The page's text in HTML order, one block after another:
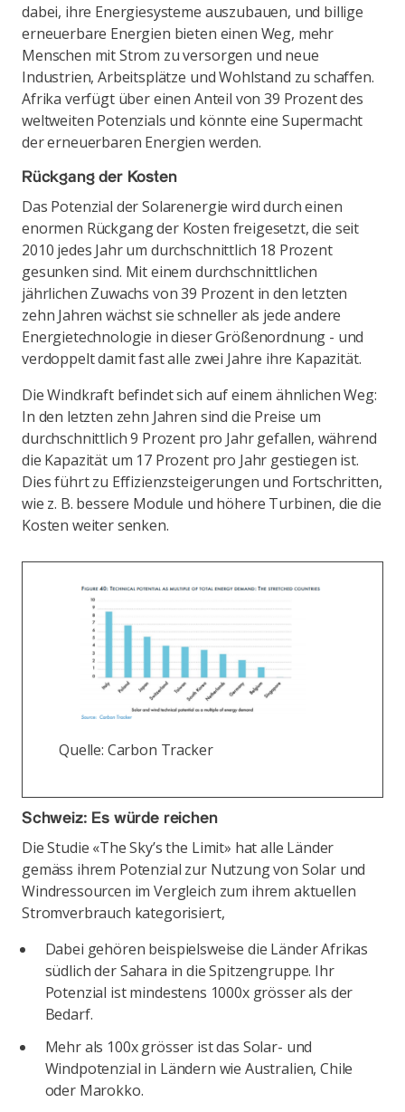
dabei, ihre Energiesysteme auszubauen, und billige
erneuerbare Energien bieten einen Weg, mehr
Menschen mit Strom zu versorgen und neue
Industrien, Arbeitsplätze und Wohlstand zu schaffen.
Afrika verfügt über einen Anteil von 39 Prozent des
weltweiten Potenzials und könnte eine Supermacht
der erneuerbaren Energien werden.
Rückgang der Kosten
Das Potenzial der Solarenergie wird durch einen
enormen Rückgang der Kosten freigesetzt, die seit
2010 jedes Jahr um durchschnittlich 18 Prozent
gesunken sind. Mit einem durchschnittlichen
jährlichen Zuwachs von 39 Prozent in den letzten
zehn Jahren wächst sie schneller als jede andere
Energietechnologie in dieser Größenordnung - und
verdoppelt damit fast alle zwei Jahre ihre Kapazität.
Die Windkraft befindet sich auf einem ähnlichen Weg:
In den letzten zehn Jahren sind die Preise um
durchschnittlich 9 Prozent pro Jahr gefallen, während
die Kapazität um 17 Prozent pro Jahr gestiegen ist.
Dies führt zu Effizienzsteigerungen und Fortschritten,
wie z. B. bessere Module und höhere Turbinen, die die
Kosten weiter senken.
Quelle: Carbon Tracker
Schweiz: Es würde reichen
Die Studie «The Sky’s the Limit» hat alle Länder
gemäss ihrem Potenzial zur Nutzung von Solar und
Windressourcen im Vergleich zum ihrem aktuellen
Stromverbrauch kategorisiert,
Dabei gehören beispielsweise die Länder Afrikas
südlich der Sahara in die Spitzengruppe. Ihr
Potenzial ist mindestens 1000x grösser als der
Bedarf.
Mehr als 100x grösser ist das Solar- und
Windpotenzial in Ländern wie Australien, Chile
oder Marokko.